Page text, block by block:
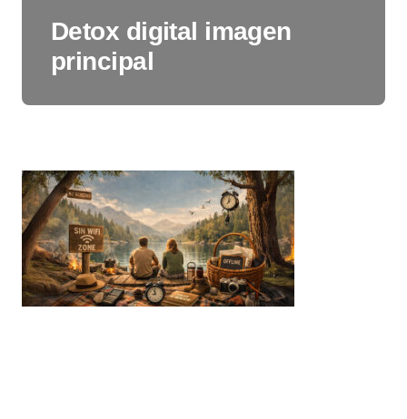
Detox digital imagen
principal